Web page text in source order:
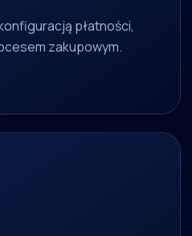
płatności,
zakupowym.